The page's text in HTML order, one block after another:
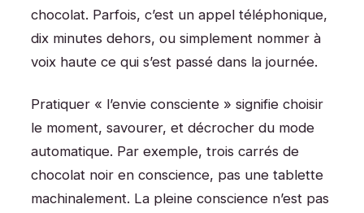
chocolat. Parfois, c’est un appel téléphonique,
dix minutes dehors, ou simplement nommer à
voix haute ce qui s’est passé dans la journée.
Pratiquer « l’envie consciente » signifie choisir
le moment, savourer, et décrocher du mode
automatique. Par exemple, trois carrés de
chocolat noir en conscience, pas une tablette
machinalement. La pleine conscience n’est pas